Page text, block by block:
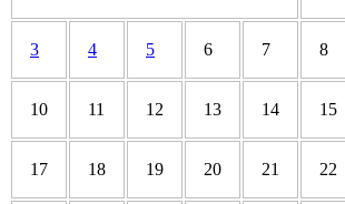
3 4 5 6 7 8
10 11 12 13 14 15
17 18 19 20 21 22